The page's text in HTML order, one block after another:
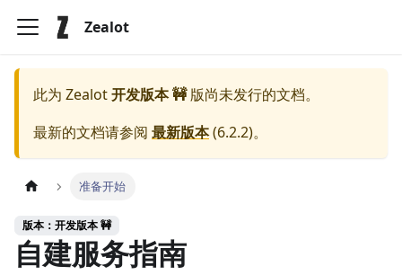
Zealot
此为 Zealot开发版本 🚧版尚未发行的文档。
最新的文档请参阅 最新版本(6.2.2)。
准备开始
版本：开发版本 🚧
自建服务指南